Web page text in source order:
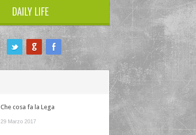
DAILY LIFE
Che cosa fa la Lega
29 Marzo 2017